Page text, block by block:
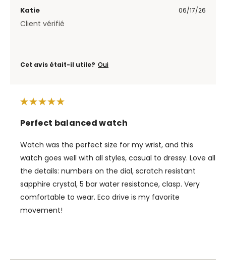
Katie 06/17/26
Client vérifié
Cet avis était-il utile? Oui
Perfect balanced watch
Watch was the perfect size for my wrist, and this
watch goes well with all styles, casual to dressy. Love all
the details: numbers on the dial, scratch resistant
sapphire crystal, 5 bar water resistance, clasp. Very
comfortable to wear. Eco drive is my favorite
movement!